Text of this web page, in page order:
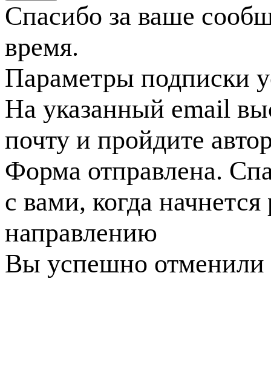
Спасибо за ваше
время.
Параметры подписки
На указанный email
почту и пройдите
Форма отправлена.
с вами, когда
направлению
Вы успешно отменили